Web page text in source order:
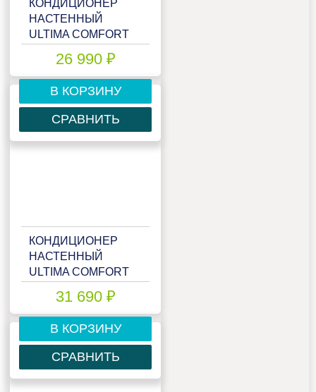
КОНДИЦИОНЕР
НАСТЕННЫЙ
ULTIMA COMFORT
26 990 ₽
В КОРЗИНУ
СРАВНИТЬ
КОНДИЦИОНЕР
НАСТЕННЫЙ
ULTIMA COMFORT
31 690 ₽
В КОРЗИНУ
СРАВНИТЬ